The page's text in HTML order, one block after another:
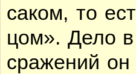
са­ком, то
цом». Де­ло
сра­же­ний